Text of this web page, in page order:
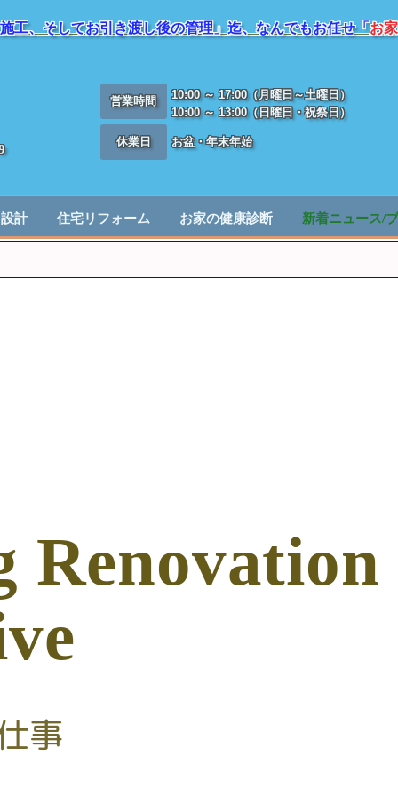
工、そしてお引き渡し後の管理」迄、なんでもお任せ「お
営業時間
10:00 ～ 17:00（月曜日～土曜日）
10:00 ～ 13:00（日曜日・祝祭日）
休業日 お盆・年末年始
計 住宅リフォーム お家の健康診断 新着ニュース/
Renovation
ve
事